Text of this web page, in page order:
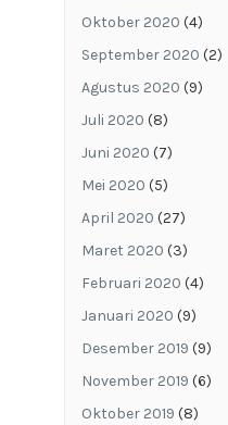
Oktober 2020 (4)
September 2020 (2)
Agustus 2020 (9)
Juli 2020 (8)
Juni 2020 (7)
Mei 2020 (5)
April 2020 (27)
Maret 2020 (3)
Februari 2020 (4)
Januari 2020 (9)
Desember 2019 (9)
November 2019 (6)
Oktober 2019 (8)